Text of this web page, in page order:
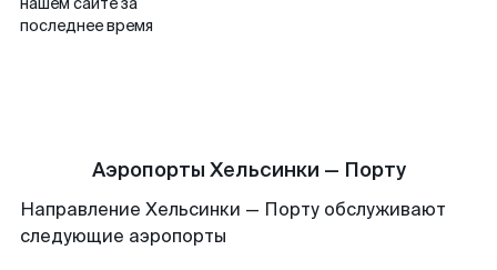
последнее время
Аэропорты Хельсинки — Порту
Направление Хельсинки — Порту обслуживают
следующие аэропорты